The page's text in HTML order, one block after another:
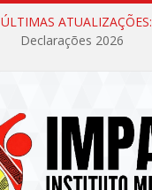
ÚLTIMAS ATUALIZAÇÕES:
Declarações 2026